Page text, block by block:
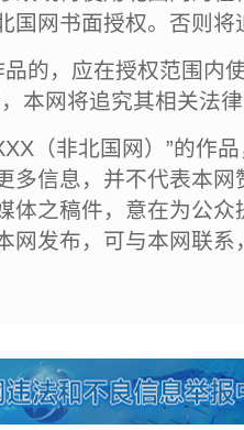
国网书面授权。否则将
的，应在授权范围内
本网将追究其相关法
（非北国网）”的作
多信息，并不代表本
体之稿件，意在为公
网发布，可与本网联